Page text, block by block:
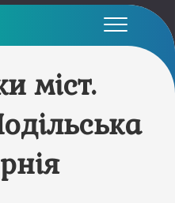
міст.